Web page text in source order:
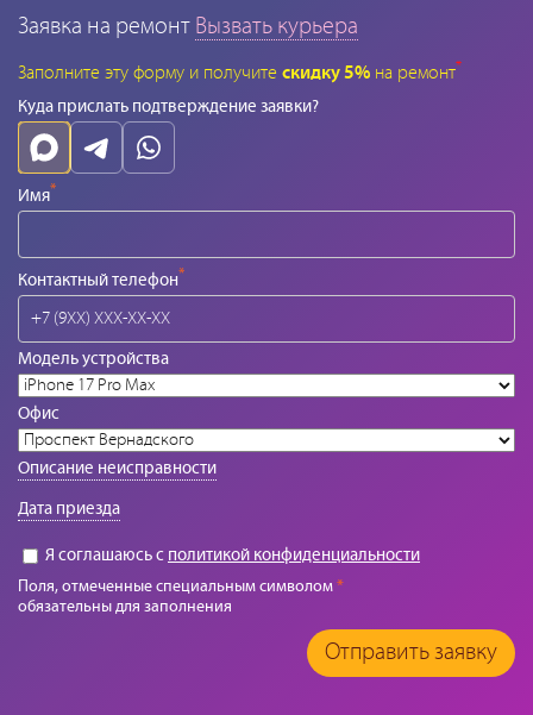
Заявка на ремонт Вызвать курьера
Заполните эту форму и получите скидку 5% на ремонт*
Куда прислать подтверждение заявки?
Имя*
Контактный телефон*
Модель устройства
Офис
Описание неисправности
Дата приезда
Я соглашаюсь с политикой конфиденциальности
Поля, отмеченные специальным символом*
обязательны для заполнения
Отправить заявку